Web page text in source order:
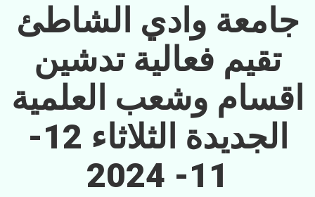
جامعة وادي الشاطئ
تقيم فعالية تدشين
اقسام وشعب العلمية
الجديدة الثلاثاء 12-
11- 2024